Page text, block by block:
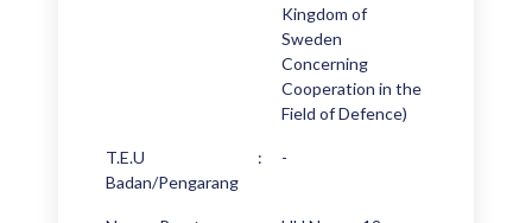
Kingdom of
Sweden
Concerning
Cooperation in the
Field of Defence)
T.E.U
Badan/Pengarang
: -